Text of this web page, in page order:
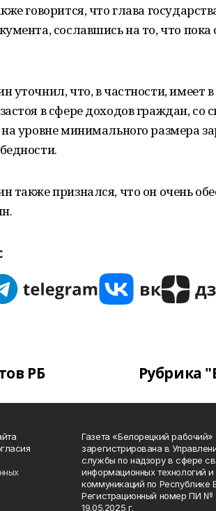
говорится, что глава
сославшись на то, что
уточнил, что, в частности, имеет
в сфере доходов граждан,
уровне минимального размера
также признался, что он очень
РБ Рубрика
Газета «Белорецкий рабочий»
зарегистрирована в
службы по надзору в сфере
информационных технологий
коммуникаций по Республике
Регистрационный номер ПИ №
19.05.2025 г.